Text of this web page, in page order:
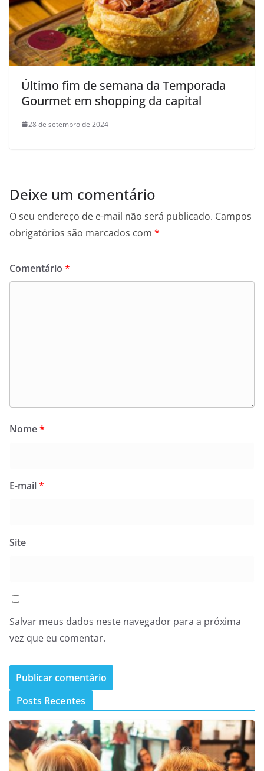
Último fim de semana da Temporada
Gourmet em shopping da capital
28 de setembro de 2024
Deixe um comentário
O seu endereço de e-mail não será publicado. Campos
obrigatórios são marcados com *
Comentário *
Nome*
E-mail*
Site
Salvar meus dados neste navegador para a próxima
vez que eu comentar.
Posts Recentes